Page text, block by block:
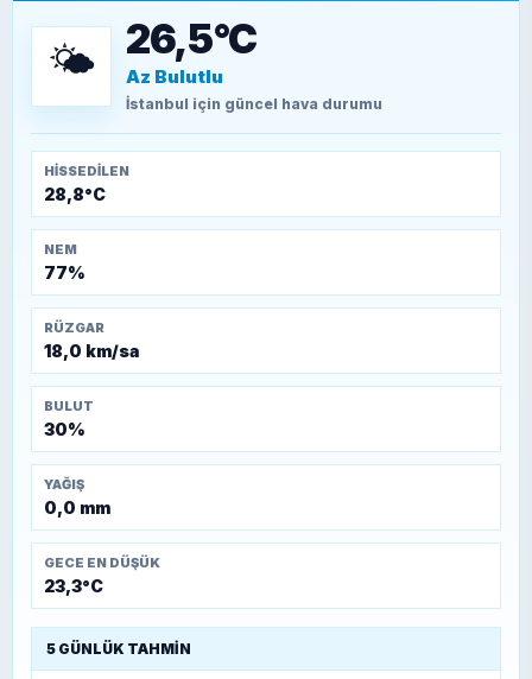
TEOMAN ALPASLAN
Kütahya-Eskişehir Muharebeleri (10-24
🌤️ 26,5°C
Az Bulutlu
İstanbul için güncel hava durumu
HISSEDILEN
28,8°C
NEM
77%
RÜZGAR
18,0 km/sa
BULUT
30%
YAĞIŞ
0,0 mm
GECE EN DÜŞÜK
23,3°C
5 GÜNLÜK TAHMIN